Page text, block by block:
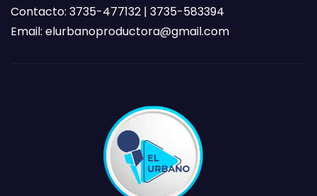
Contacto: 3735-477132 | 3735-583394
Email: elurbanoproductora@gmail.com